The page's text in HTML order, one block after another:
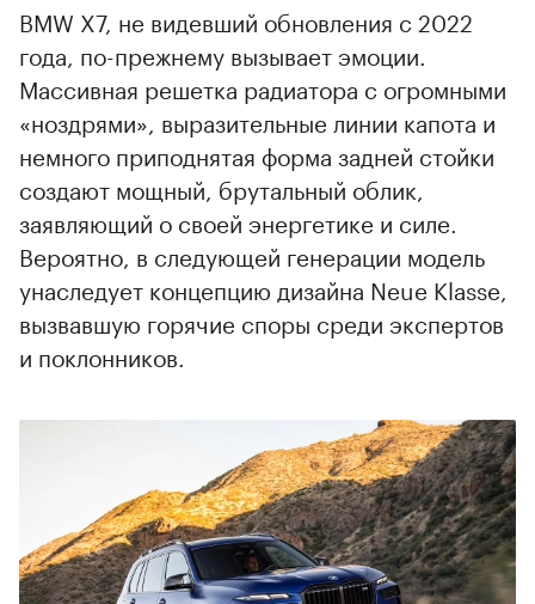
BMW X7, не видевший обновления с 2022
года, по-прежнему вызывает эмоции.
Массивная решетка радиатора с огромными
«ноздрями», выразительные линии капота и
немного приподнятая форма задней стойки
создают мощный, брутальный облик,
заявляющий о своей энергетике и силе.
Вероятно, в следующей генерации модель
унаследует концепцию дизайна Neue Klasse,
вызвавшую горячие споры среди экспертов
и поклонников.